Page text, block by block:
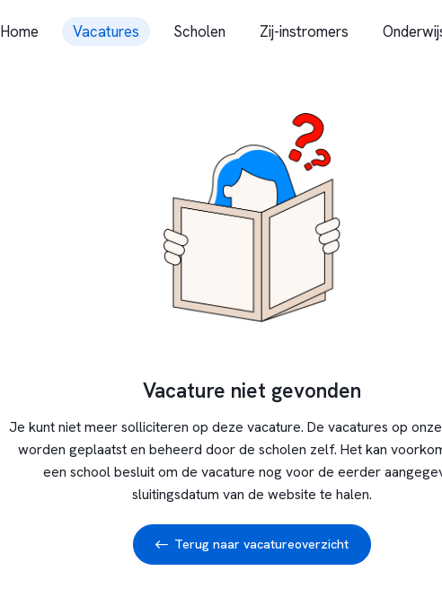
Home Vacatures Scholen Zij-instromers
Vacature niet gevonden
Je kunt niet meer solliciteren op deze vacature. De vacatures op
worden geplaatst en beheerd door de scholen zelf. Het kan
een school besluit om de vacature nog voor de eerder
sluitingsdatum van de website te halen.
Terug naar vacatureoverzicht